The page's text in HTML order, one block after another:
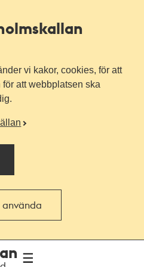
vi kakor, cookies, för att
att webbplatsen ska
använda